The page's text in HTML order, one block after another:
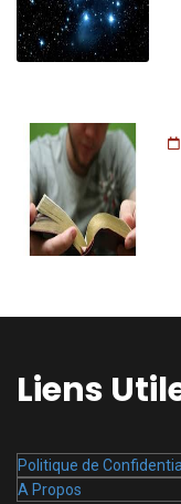
Liens
Politique de
A Propos